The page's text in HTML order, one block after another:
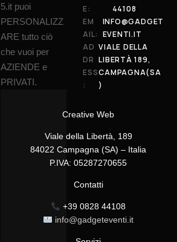
5.it puoi
PERSONALIZZ
ARE tutto ciò
che vuoi per
AZIENDE e
PRIVATI.
Creative Web
Viale della Libertà, 189
84022 Campagna (SA) – Italia
P.IVA: 05287270655
Contatti
+39 0828 44108
info@gadgeteventi.it
E:
44108
EM
AIL:
INFO@GADGET
EVENTI.IT
AD
DR
ESS
:
VIALE DELLA
LIBERTÀ 189,
CAMPAGNA(SA
)